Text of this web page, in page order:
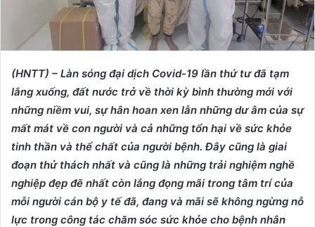
l
(HNTT) – Làn sóng đại dịch Covid-19 lần thứ tư đã tạm
lắng xuống, đất nước trở về thời kỳ bình thường mới với
những niềm vui, sự hân hoan xen lẫn những dư âm của sự
mất mát về con người và cả những tổn hại về sức khỏe
tinh thần và thể chất của người bệnh. Đây cũng là giai
đoạn thử thách nhất và cũng là những trải nghiệm nghề
nghiệp đẹp đẽ nhất còn lắng đọng mãi trong tâm trí của
mỗi người cán bộ y tế đã, đang và mãi sẽ không ngừng nỗ
lực trong công tác chăm sóc sức khỏe cho bệnh nhân